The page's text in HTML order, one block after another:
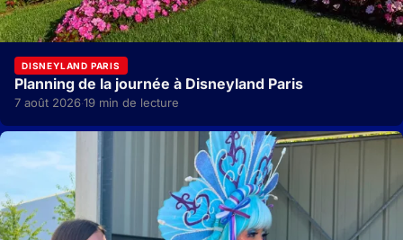
DISNEYLAND PARIS
Planning de la journée à Disneyland Paris
7 août 2026·19 min de lecture